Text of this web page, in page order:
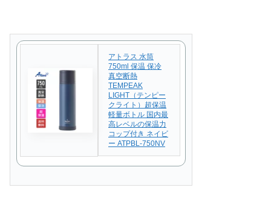
アトラス 水筒
750ml 保温 保冷
真空断熱
TEMPEAK
LIGHT（テンピー
クライト）超保温
軽量ボトル 国内最
高レベルの保温力
コップ付き ネイビ
ー ATPBL-750NV